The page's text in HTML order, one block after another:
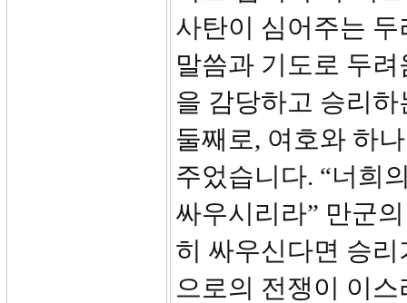
사탄이 심어주는
말씀과 기도로 두
을 감당하고 승리
둘째로, 여호와 하
주었습니다. “너희
싸우시리라” 만군
히 싸우신다면 승
으로의 전쟁이 이